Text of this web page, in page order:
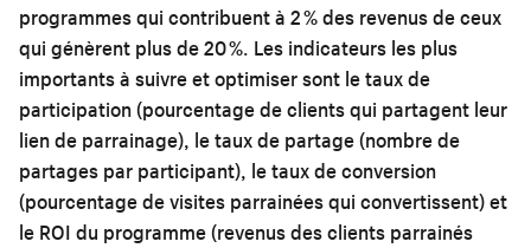
programmes qui contribuent à 2 % des revenus de ceux
qui génèrent plus de 20 %. Les indicateurs les plus
importants à suivre et optimiser sont le taux de
participation (pourcentage de clients qui partagent leur
lien de parrainage), le taux de partage (nombre de
partages par participant), le taux de conversion
(pourcentage de visites parrainées qui convertissent) et
le ROI du programme (revenus des clients parrainés